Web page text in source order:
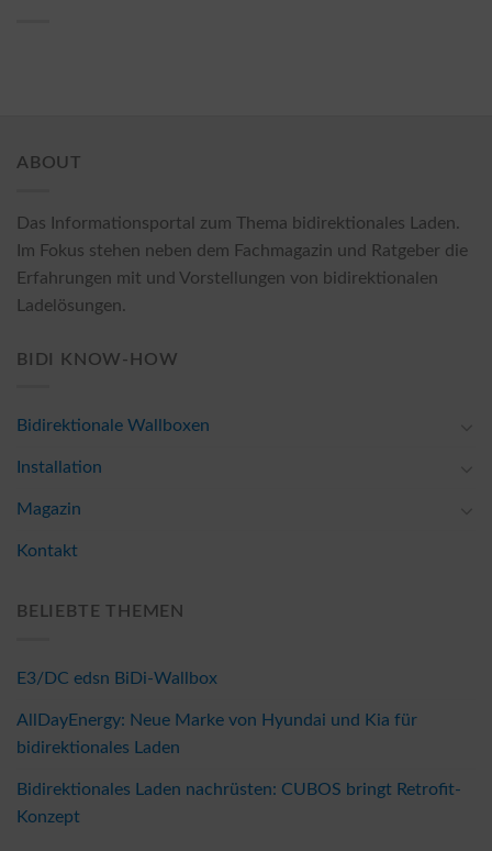
ABOUT
Das Informationsportal zum Thema bidirektionales Laden.
Im Fokus stehen neben dem Fachmagazin und Ratgeber die
Erfahrungen mit und Vorstellungen von bidirektionalen
Ladelösungen.
BIDI KNOW-HOW
Bidirektionale Wallboxen
Installation
Magazin
Kontakt
BELIEBTE THEMEN
E3/DC edsn BiDi-Wallbox
AllDayEnergy: Neue Marke von Hyundai und Kia für
bidirektionales Laden
Bidirektionales Laden nachrüsten: CUBOS bringt Retrofit-
Konzept